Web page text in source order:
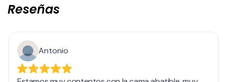
Reseñas